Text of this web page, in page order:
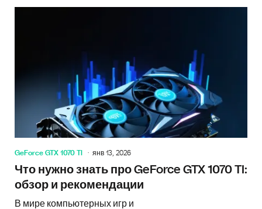
GeForce GTX 1070 TI янв 13, 2026
Что нужно знать про GeForce GTX 1070 TI:
обзор и рекомендации
В мире компьютерных игр и